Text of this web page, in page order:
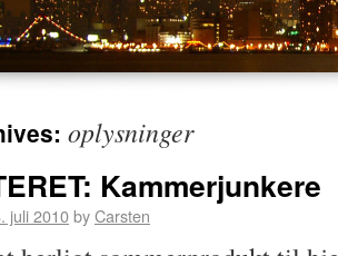
oplysninger
Kammerjunkere
juli 2010byCarsten